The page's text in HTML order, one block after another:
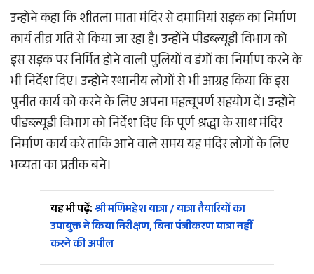
उन्होंने कहा कि शीतला माता मंदिर से दमामियां सड़क का निर्माण
कार्य तीव्र गति से किया जा रहा है। उन्होंने पीडब्ल्यूडी विभाग को
इस सड़क पर निर्मित होने वाली पुलियों व डंगों का निर्माण करने के
भी निर्देश दिए। उन्होंने स्थानीय लोगों से भी आग्रह किया कि इस
पुनीत कार्य को करने के लिए अपना महत्वूपर्ण सहयोग दें। उन्होंने
पीडब्ल्यूडी विभाग को निर्देश दिए कि पूर्ण श्रद्धा के साथ मंदिर
निर्माण कार्य करें ताकि आने वाले समय यह मंदिर लोगों के लिए
भव्यता का प्रतीक बने।
यह भी पढ़ें: श्री मणिमहेश यात्रा / यात्रा तैयारियों का
उपायुक्त ने किया निरीक्षण, बिना पंजीकरण यात्रा नहीं
करने की अपील